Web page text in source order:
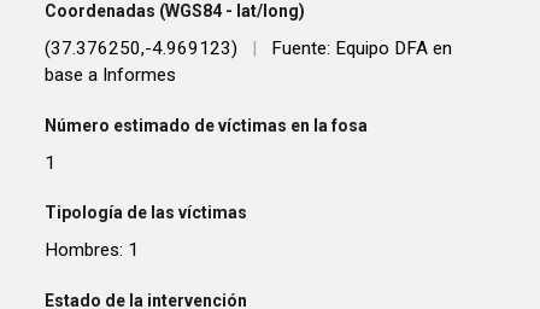
Coordenadas (WGS84 - lat/long)
(37.376250,-4.969123)
Fuente: Equipo DFA en
base a Informes
Número estimado de víctimas en la fosa
1
Tipología de las víctimas
Hombres: 1
Estado de la intervención